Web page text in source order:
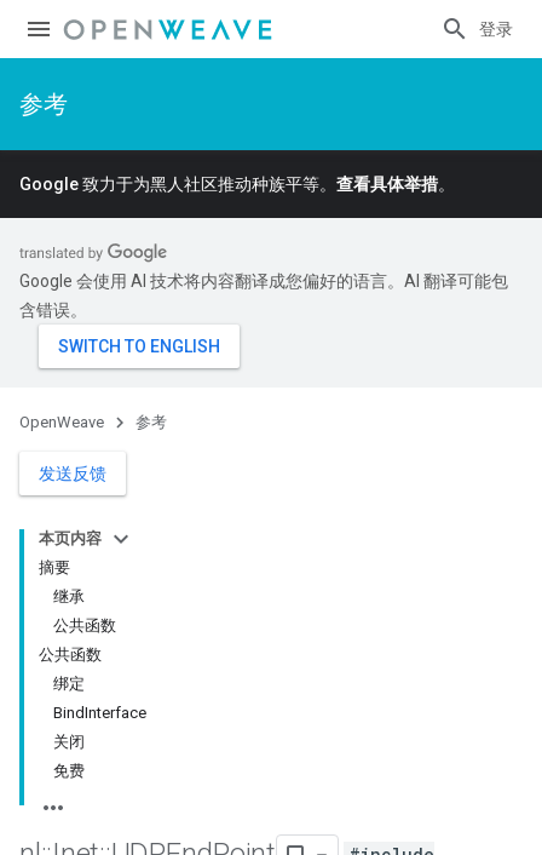
登录
参考
Google 致力于为黑人社区推动种族平等。 查看具体举措。
Google 会使用 AI 技术将内容翻译成您偏好的语言。AI 翻译可能包
含错误。
OpenWeave 参考
发送反馈
本页内容
摘要
继承
公共函数
公共函数
绑定
BindInterface
关闭
免费